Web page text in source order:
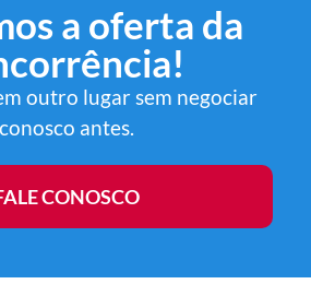
a oferta da
outro lugar sem negociar
conosco antes.
CONOSCO